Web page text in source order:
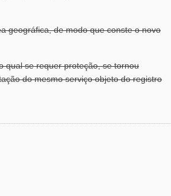
geográfica, de modo que conste o novo
qual se requer proteção, se tornou
do mesmo serviço objeto do registro